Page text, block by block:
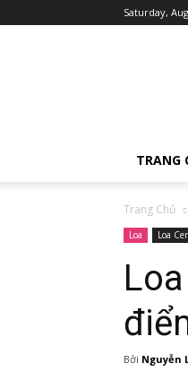
Saturday,
TRANG
Trang Chủ
Loa Loa
Bởi Nguyễn